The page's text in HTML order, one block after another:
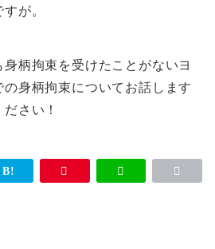
が。
柄拘束を受けたことがないヨ
身柄拘束についてお話します
さい！